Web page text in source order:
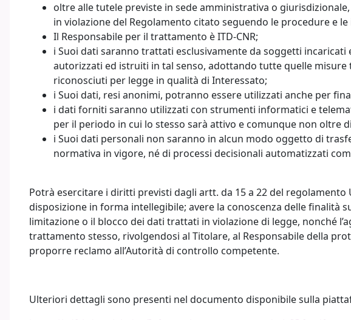
oltre alle tutele previste in sede amministrativa o
in violazione del Regolamento citato seguendo le procedure e
Il Responsabile per il trattamento è ITD-CNR;
i Suoi dati saranno trattati esclusivamente da soggetti
autorizzati ed istruiti in tal senso, adottando tutte quelle
riconosciuti per legge in qualità di Interessato;
i Suoi dati, resi anonimi, potranno essere utilizzati anche per
i dati forniti saranno utilizzati con strumenti informatici e
per il periodo in cui lo stesso sarà attivo e comunque non oltre
i Suoi dati personali non saranno in alcun modo oggetto di
normativa in vigore, né di processi decisionali automatizzati
Potrà esercitare i diritti previsti dagli artt. da 15 a 22 del regolamento
disposizione in forma intellegibile; avere la conoscenza delle finalità
limitazione o il blocco dei dati trattati in violazione di legge, nonché
trattamento stesso, rivolgendosi al Titolare, al Responsabile della
proporre reclamo all’Autorità di controllo competente.
Ulteriori dettagli sono presenti nel documento disponibile sulla